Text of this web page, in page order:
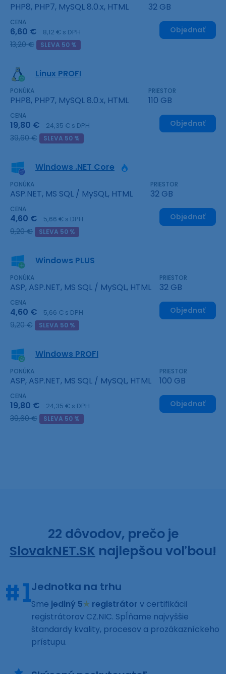
PHP8, PHP7, MySQL 8.0.x, HTML 32 GB
CENA
6,60 € 8,12 € s DPH
13,20 € SLEVA 50 %
Objednať
Linux PROFI
PONÚKA
PHP8, PHP7, MySQL 8.0.x, HTML
PRIESTOR
110 GB
CENA
19,80 € 24,35 € s DPH
39,60 € SLEVA 50 %
Objednať
Windows .NET Core
PONÚKA
ASP.NET, MS SQL / MySQL, HTML
PRIESTOR
32 GB
CENA
4,60 € 5,66 € s DPH
9,20 € SLEVA 50 %
Objednať
Windows PLUS
PONÚKA
ASP, ASP.NET, MS SQL / MySQL, HTML
PRIESTOR
32 GB
CENA
4,60 € 5,66 € s DPH
9,20 € SLEVA 50 %
Objednať
Windows PROFI
PONÚKA
ASP, ASP.NET, MS SQL / MySQL, HTML
PRIESTOR
100 GB
CENA
19,80 € 24,35 € s DPH
39,60 € SLEVA 50 %
Objednať
22 dôvodov, prečo je
SlovakNET.SK najlepšou voľbou!
Jednotka na trhu
Sme jediný 5★ registrátor v certifikácii
registrátorov CZ.NIC. Spĺňame najvyššie
štandardy kvality, procesov a prozákazníckeho
prístupu.